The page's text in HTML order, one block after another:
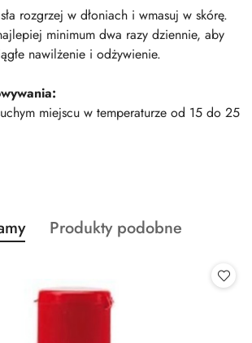
rozgrzej w dłoniach i wmasuj w skórę.
minimum dwa razy dziennie, aby
nawilżenie i odżywienie.
miejscu w temperaturze od 15 do 25
produktów
Produkty
Produkty podobne